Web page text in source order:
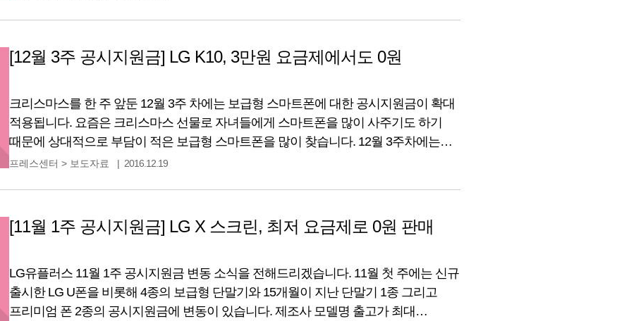
[12월 3주 공시지원금] LG K10, 3만원 요금제에서도 0원
크리스마스를 한 주 앞둔 12월 3주 차에는 보급형 스마트폰에 대한 공시지원금이 확대
적용됩니다. 요즘은 크리스마스 선물로 자녀들에게 스마트폰을 많이 사주기도 하기
때문에 상대적으로 부담이 적은 보급형 스마트폰을 많이 찾습니다. 12월 3주차에는
3종의 보급형 스마트폰에 대한 공시지원금 변동이 있었습니다. 제조사 모델명 출고가
프레스센터 > 보도자료 2016.12.19
[11월 1주 공시지원금] LG X 스크린, 최저 요금제로 0원 판매
LG유플러스 11월 1주 공시지원금 변동 소식을 전해드리겠습니다. 11월 첫 주에는 신규
출시한 LG U폰을 비롯해 4종의 보급형 단말기와 15개월이 지난 단말기 1종 그리고
프리미엄 폰 2종의 공시지원금에 변동이 있습니다. 제조사 모델명 출고가 최대